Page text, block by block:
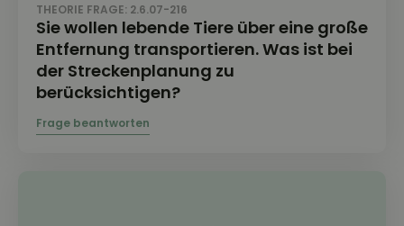
THEORIE FRAGE: 2.6.07-216
Sie wollen lebende Tiere über eine große
Entfernung transportieren. Was ist bei
der Streckenplanung zu
berücksichtigen?